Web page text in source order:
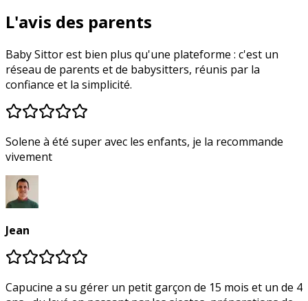
L'avis des parents
Baby Sittor est bien plus qu'une plateforme : c'est un
réseau de parents et de babysitters, réunis par la
confiance et la simplicité.
Solene à été super avec les enfants, je la recommande
vivement
Jean
Capucine a su gérer un petit garçon de 15 mois et un de 4